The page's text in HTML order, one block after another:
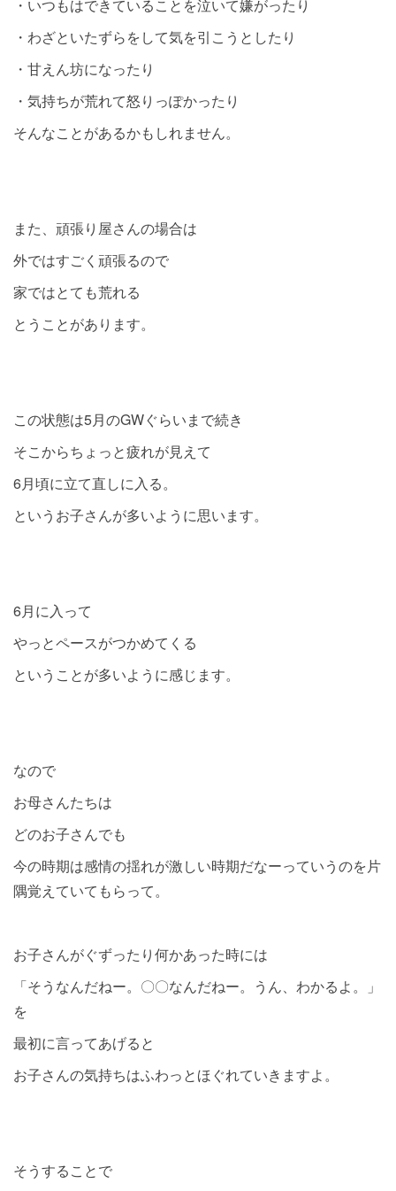
・いつもはできていることを泣いて嫌がったり
・わざといたずらをして気を引こうとしたり
・甘えん坊になったり
・気持ちが荒れて怒りっぽかったり
そんなことがあるかもしれません。
また、頑張り屋さんの場合は
外ではすごく頑張るので
家ではとても荒れる
とうことがあります。
この状態は5月のGWぐらいまで続き
そこからちょっと疲れが見えて
6月頃に立て直しに入る。
というお子さんが多いように思います。
6月に入って
やっとペースがつかめてくる
ということが多いように感じます。
なので
お母さんたちは
どのお子さんでも
今の時期は感情の揺れが激しい時期だなーっていうのを片
隅覚えていてもらって。
お子さんがぐずったり何かあった時には
「そうなんだねー。〇〇なんだねー。うん、わかるよ。」
を
最初に言ってあげると
お子さんの気持ちはふわっとほぐれていきますよ。
そうすることで